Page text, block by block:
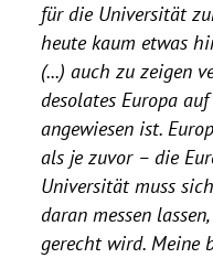
für die Universität
heute kaum etwas
(...) auch zu zeigen
desolates Europa
angewiesen ist.
als je zuvor – die
Universität muss
daran messen
gerecht wird. Meine